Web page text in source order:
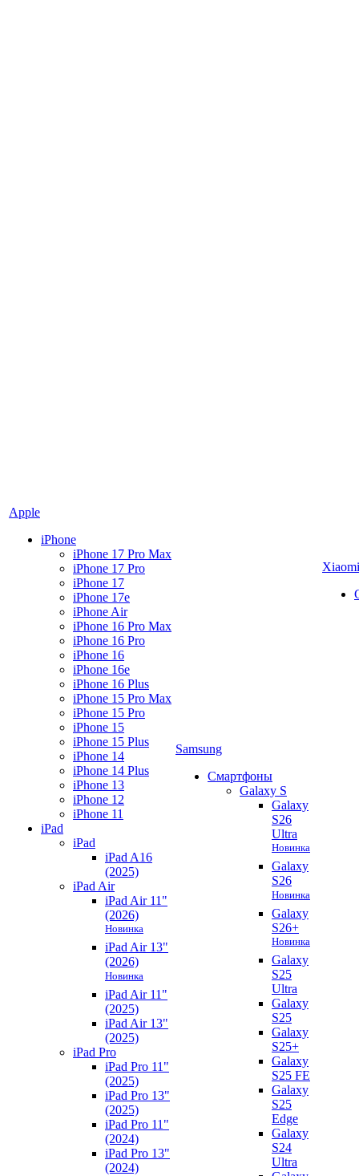
Apple
iPhone
iPhone 17 Pro Max
iPhone 17 Pro
iPhone 17
iPhone 17e
iPhone Air
iPhone 16 Pro Max
iPhone 16 Pro
iPhone 16
iPhone 16e
iPhone 16 Plus
iPhone 15 Pro Max
iPhone 15 Pro
iPhone 15
iPhone 15 Plus
iPhone 14
iPhone 14 Plus
iPhone 13
iPhone 12
iPhone 11
iPad
iPad
iPad A16
(2025)
iPad Air
iPad Air 11"
(2026)
Новинка
iPad Air 13"
(2026)
Новинка
iPad Air 11"
(2025)
iPad Air 13"
(2025)
iPad Pro
iPad Pro 11"
(2025)
iPad Pro 13"
(2025)
iPad Pro 11"
(2024)
iPad Pro 13"
(2024)
Samsung
Смартфоны
Galaxy S
Galaxy
S26
Ultra
Новинка
Galaxy
S26
Новинка
Galaxy
S26+
Новинка
Galaxy
S25
Ultra
Galaxy
S25
Galaxy
S25+
Galaxy
S25 FE
Galaxy
S25
Edge
Galaxy
S24
Ultra
Xiaomi